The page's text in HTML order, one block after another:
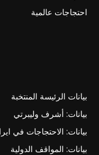
احتجاجات عالمية
بيانات الرئيسة المنتخبة
بيانات: أشرف وليبرتي
بيانات: الاحتجاجات في
بيانات: المواقف الدولية